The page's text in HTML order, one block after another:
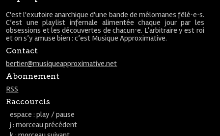
C'est l'exutoire anarchique d'une bande de mélomanes fêlé⋅e⋅s.
C’est une playlist infernale alimentée chaque jour par les
obsessions et les découvertes de chacun⋅e. L’arbitraire y est roi
et on s’y amuse bien : c’est Musique Approximative.
Contact
bertier@musiqueapproximative.net
Abonnement
RSS
Raccourcis
espace : play / pause
j : morceau précédent